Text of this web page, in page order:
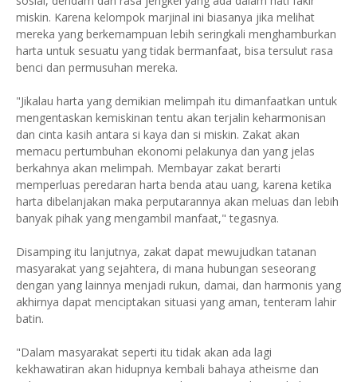
miskin. Karena kelompok marjinal ini biasanya jika melihat
mereka yang berkemampuan lebih seringkali menghamburkan
harta untuk sesuatu yang tidak bermanfaat, bisa tersulut rasa
benci dan permusuhan mereka.
"Jikalau harta yang demikian melimpah itu dimanfaatkan untuk
mengentaskan kemiskinan tentu akan terjalin keharmonisan
dan cinta kasih antara si kaya dan si miskin. Zakat akan
memacu pertumbuhan ekonomi pelakunya dan yang jelas
berkahnya akan melimpah. Membayar zakat berarti
memperluas peredaran harta benda atau uang, karena ketika
harta dibelanjakan maka perputarannya akan meluas dan lebih
banyak pihak yang mengambil manfaat," tegasnya.
Disamping itu lanjutnya, zakat dapat mewujudkan tatanan
masyarakat yang sejahtera, di mana hubungan seseorang
dengan yang lainnya menjadi rukun, damai, dan harmonis yang
akhirnya dapat menciptakan situasi yang aman, tenteram lahir
batin.
"Dalam masyarakat seperti itu tidak akan ada lagi
kekhawatiran akan hidupnya kembali bahaya atheisme dan